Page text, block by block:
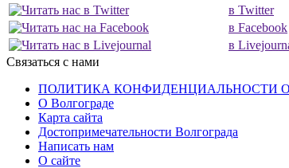
в Twitter
в Facebook
в
Связаться с нами
ПОЛИТИКА КОНФИДЕНЦИАЛЬНОСТИ ОТ
О Волгограде
Карта сайта
Достопримечательности Волгограда
Написать нам
О сайте